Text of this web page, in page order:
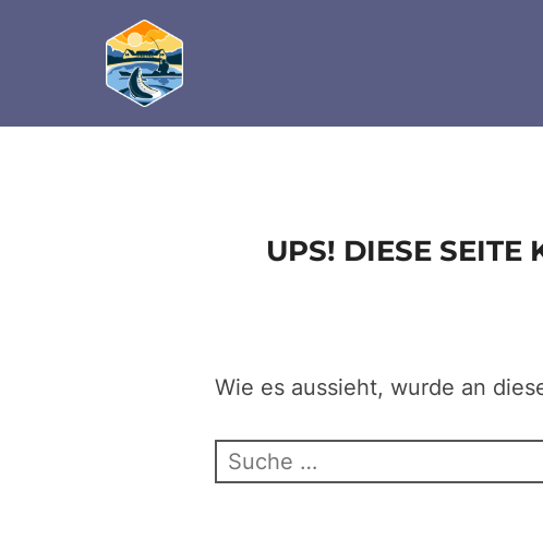
define('DISALLOW_FILE_EDIT', true);
UPS! DIESE SEITE
Wie es aussieht, wurde an
Suchen